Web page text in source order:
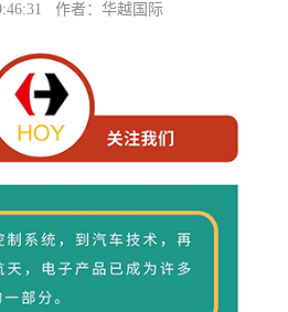
作者：华越国际